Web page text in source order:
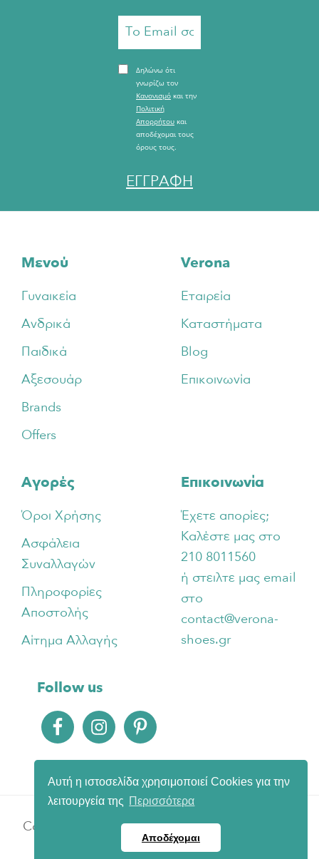
Αυτή η ιστοσελίδα χρησιμοποιεί Cookies για την
λειτουργεία της Περισσότερα
Αποδέχομαι
Δηλώνω ότι
γνωρίζω τον
Κανονισμό και την
Πολιτική
Απορρήτου και
αποδέχομαι τους
όρους τους.
ΕΓΓΡΑΦΗ
Footer
Μενού
Γυναικεία
Ανδρικά
Παιδικά
Αξεσουάρ
Brands
Offers
Verona
Εταιρεία
Καταστήματα
Blog
Επικοινωνία
Αγορές
Όροι Χρήσης
Ασφάλεια
Συναλλαγών
Πληροφορίες
Αποστολής
Αίτημα Αλλαγής
Επικοινωνία
Έχετε απορίες;
Καλέστε μας στο
210 8011560
ή στειλτε μας email
στο
contact@verona-
shoes.gr
Follow us
Copyright © 2026 · Verona Shoes | Carried and
Supported bybotLane